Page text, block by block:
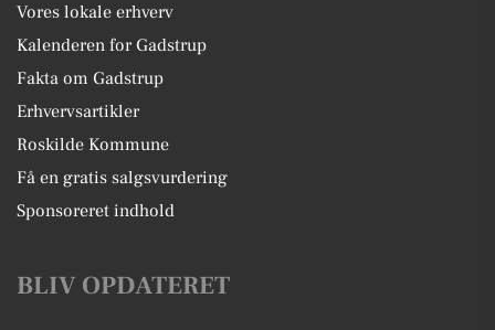
Vores lokale erhverv
Kalenderen for Gadstrup
Fakta om Gadstrup
Erhvervsartikler
Roskilde Kommune
Få en gratis salgsvurdering
Sponsoreret indhold
BLIV OPDATERET